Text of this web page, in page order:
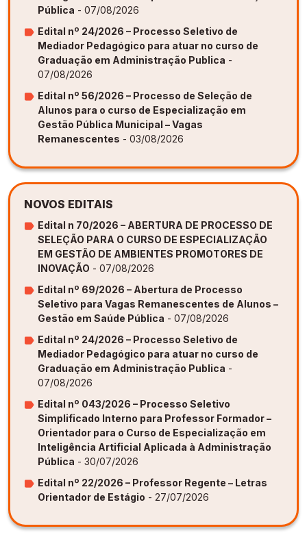
Pública - 07/08/2026
Edital nº 24/2026 – Processo Seletivo de
Mediador Pedagógico para atuar no curso de
Graduação em Administração Publica -
07/08/2026
Edital nº 56/2026 – Processo de Seleção de
Alunos para o curso de Especialização em
Gestão Pública Municipal – Vagas
Remanescentes - 03/08/2026
NOVOS EDITAIS
Edital n 70/2026 – ABERTURA DE PROCESSO DE
SELEÇÃO PARA O CURSO DE ESPECIALIZAÇÃO
EM GESTÃO DE AMBIENTES PROMOTORES DE
INOVAÇÃO - 07/08/2026
Edital nº 69/2026 – Abertura de Processo
Seletivo para Vagas Remanescentes de Alunos –
Gestão em Saúde Pública - 07/08/2026
Edital nº 24/2026 – Processo Seletivo de
Mediador Pedagógico para atuar no curso de
Graduação em Administração Publica -
07/08/2026
Edital nº 043/2026 – Processo Seletivo
Simplificado Interno para Professor Formador –
Orientador para o Curso de Especialização em
Inteligência Artificial Aplicada à Administração
Pública - 30/07/2026
Edital nº 22/2026 – Professor Regente – Letras
Orientador de Estágio - 27/07/2026